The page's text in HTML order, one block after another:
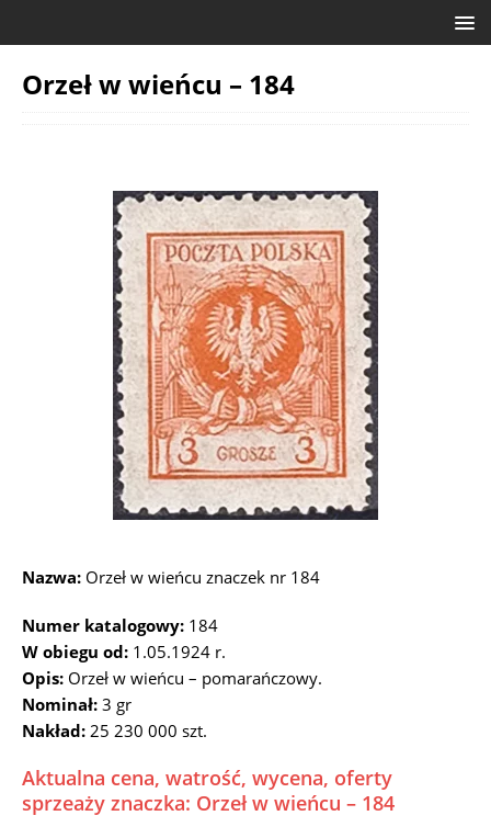
Orzeł w wieńcu – 184
Nazwa: Orzeł w wieńcu znaczek nr 184
Numer katalogowy: 184
W obiegu od: 1.05.1924 r.
Opis: Orzeł w wieńcu – pomarańczowy.
Nominał: 3 gr
Nakład: 25 230 000 szt.
Aktualna cena, watrość, wycena, oferty
sprzeaży znaczka: Orzeł w wieńcu – 184